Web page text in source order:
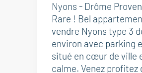
Nyons - Drôme
Rare ! Bel
vendre Nyons type 3
environ avec parking
situé en cœur de ville
calme. Venez profitez